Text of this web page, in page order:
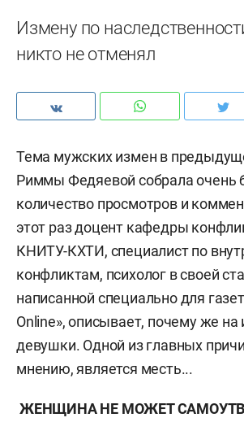
Измену по
никто не отменял
Тема мужских измен в
Риммы Федяевой собрала очень
количество просмотров и
этот раз доцент кафедры
КНИТУ-КХТИ, специалист по
конфликтам, психолог в своей
написанной специально для
Online», описывает, почему же на
девушки. Одной из главных
мнению, является месть...
ЖЕНЩИНА НЕ МОЖЕТ